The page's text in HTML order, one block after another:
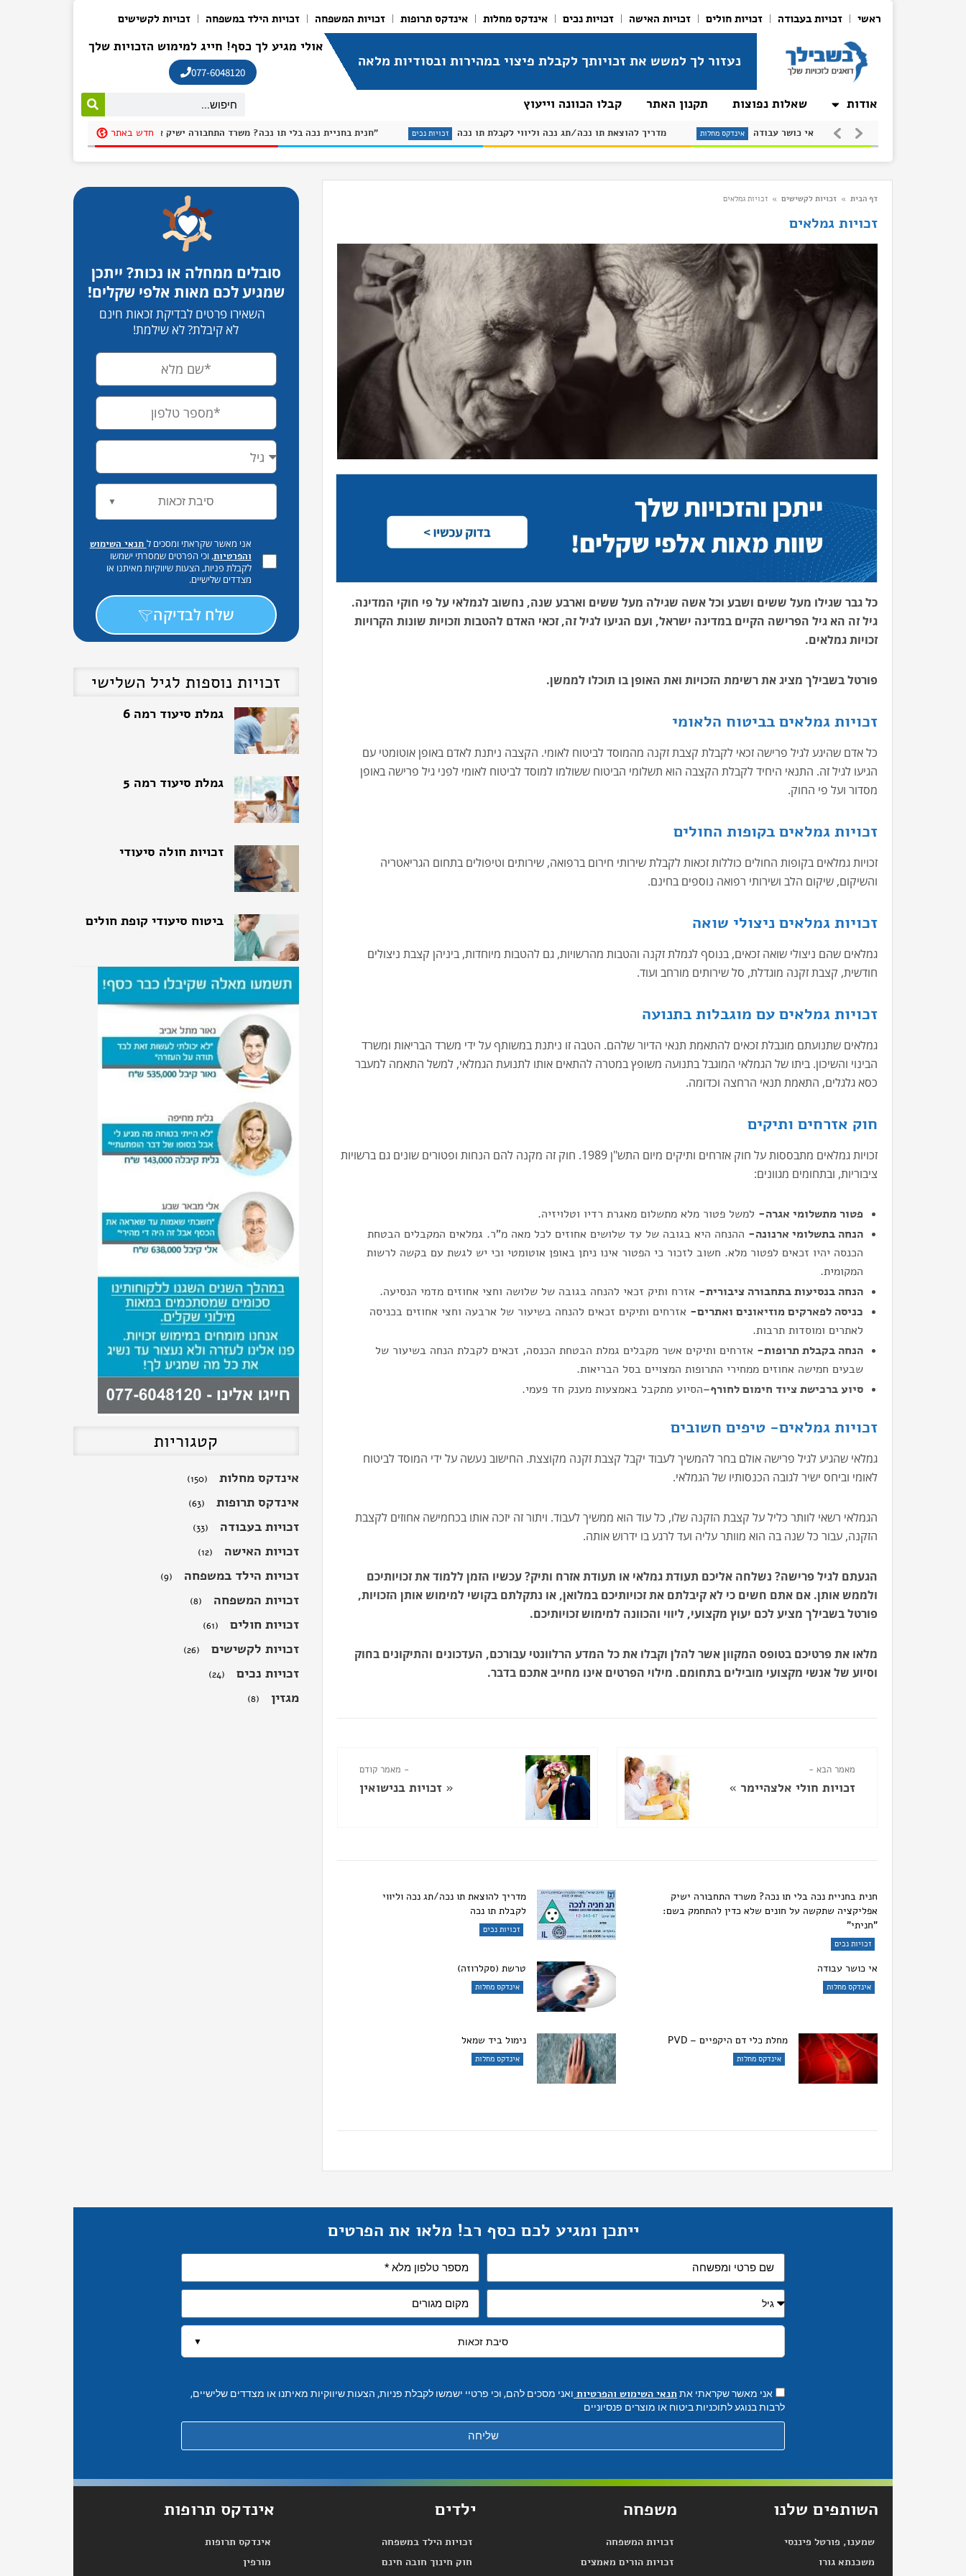
ראשי זכויות בעבודה זכויות חולים זכויות האישה זכויות נכים אינדקס מחלות אינדקס תרופות זכויות המשפחה זכויות הילד במשפחה זכויות לקשישים
נעזור לך למשש את זכויותך לקבלת פיצוי במהירות ובסודיות מלאה
אולי מגיע לך כסף! חייג למימוש הזכויות שלך
077-6048120
אודות שאלות נפוצות תקנון האתר קבלו הכוונה וייעוץ
חדש באתר חנית בחניית נכה בלי תו נכה? משרד התחבורה ישיק אפליקציה שתקשה על חונים שלא כדין להתחמק בשם: "חניתי" זכויות נכים מדריך להוצאת תו נכה/תג נכה וליווי לקבלת תו נכה אינדקס מחלות אי כושר עבודה אינדקס מחלות טרשת (סקלרוזה)
דף הבית » זכויות לקשישים » זכויות גמלאים
זכויות גמלאים
כל גבר שגילו מעל ששים ושבע וכל אשה שגילה מעל ששים וארבע שנה, נחשוב לגמלאי על פי חוקי המדינה.
גיל זה הא גיל הפרישה הקיים במדינה ישראל, ועם הגיעו לגיל זה, זכאי האדם להטבות וזכויות שונות הקרויות
זכויות גמלאים.
פורטל בשבילך מציג את רשימת הזכויות ואת האופן בו תוכלו לממשן.
זכויות גמלאים בביטוח הלאומי
כל אדם שהיגע לגיל פרישה זכאי לקבלת קצבת זקנה מהמוסד לביטוח לאומי. הקצבה ניתנת לאדם באופן אוטומטי עם
הגיעו לגיל זה. התנאי היחיד לקבלת הקצבה הוא תשלומי הביטוח ששולמו למוסד לביטוח לאומי לפני גיל פרישה באופן
מסדור ועל פי החוק.
זכויות גמלאים בקופות החולים
זכויות גמלאים בקופות החולים כוללות זכאות לקבלת שירותי חירום ברפואה, שירותים וטיפולים בתחום הגריאטריה
והשיקום, שיקום הלב ושירותי רפואה נוספים בחינם.
זכויות גמלאים ניצולי שואה
גמלאים שהם ניצולי שואה זכאים, בנוסף לגמלת זקנה והטבות מהרשויות, גם להטבות מיוחדות, ביניהן קצבת ניצולים
חודשית, קצבת זקנה מוגדלת, סל שירותים מורחב ועוד.
זכויות גמלאים עם מוגבלות בתנועה
גמלאים שתנועתם מוגבלת זכאים להתאמת תנאי הדיור שלהם. הטבה זו ניתנת במשותף על ידי משרד הבריאות ומשרד
הבינוי והשיכון. ביתו של הגמלאי המוגבל בתנועה משופץ במטרה להתאים אותו לתנועת הגמלאי, למשל התאמה למעבר
כסא גלגלים, התאמת תנאי הרחצה וכדומה.
חוק אזרחים ותיקים
זכויות גמלאים מתבססות על חוק אזרחים ותיקים מיום התש"ן 1989. חוק זה מקנה להם הנחות ופטורים שונים גם ברשויות
ציבוריות, ובתחומים מגוונים:
פטור מתשלומי אגרה- למשל פטור מלא מתשלום מאגרת רדיו וטלויזיה.
הנחה בתשלומי ארנונה- ההנחה היא בגובה של עד שלושים אחוזים לכל מאה מ"ר. גמלאים המקבלים הבטחת
הכנסה יהיו זכאים לפטור מלא. חשוב לזכור כי הפטור אינו ניתן באופן אוטומטי וכי יש לגשת עם בקשה לרשות
המקומית.
הנחה בנסיעות בתחבורה ציבורית- אזרח ותיק זכאי להנחה בגובה של שלושה וחצי אחוזים מדמי הנסיעה.
כניסה לפארקים מוזיאונים ואתרים- אזרחים ותיקים זכאים להנחה בשיעור של ארבעה וחצי אחוזים בכניסה
לאתרים ומוסדות תרבות.
הנחה בקבלת תרופות- אזרחים ותיקים אשר מקבלים גמלת הבטחת הכנסה, זכאים לקבלת הנחה בשיעור של
שבעים חמישה אחוזים ממחירי התרופות המצויים בסל הבריאות.
סיוע ברכישת ציוד חימום לחורף–הסיוע מתקבל באמצעות מענק חד פעמי.
זכויות גמלאים- טיפים חשובים
גמלאי שהגיע לגיל פרישה אולם בחר להמשיך לעבוד יקבל קצבת זקנה מקוצצת. החישוב נעשה על ידי המוסד לביטוח
לאומי וביחס ישיר לגובה הכנסותיו של הגמלאי.
הגמלאי רשאי לוותר כליל על קצבת הזקנה שלו, כל עוד הוא ממשיך לעבוד. ויתור זה יזכה אותו בכחמישה אחוזים לקצבת
הזקנה, עבור כל שנה בה הוא מוותר עליה ועד לרגע בו ידרוש אותה.
הגעתם לגיל פרישה? נשלחה אליכם תעודת גמלאי או תעודת אזרח ותיק? עכשיו הזמן ללמוד את זכויותיכם
ולממש אותן. אם אתם חשים כי לא קיבלתם את זכויותיכם במלואן, או נתקלתם בקושי למימוש אותן הזכויות,
פורטל בשבילך מציע לכם יעוץ מקצועי, ליווי והכוונה למימוש זכויותיכם.
מלאו את פרטיכם בטופס המקוון אשר להלן וקבלו את כל המדע הרלוונטי עבורכם, העדכונים והתיקונים בחוק
וסיוע של אנשי מקצועי מובילים בתחומם. מילוי הפרטים אינו מחייב אתכם בדבר.
- מאמר קודם
« זכויות בנישואין
מאמר הבא -
זכויות חולי אלצהיימר »
חנית בחניית נכה בלי תו נכה? משרד התחבורה ישיק
אפליקציה שתקשה על חונים שלא כדין להתחמק בשם:
"חניתי"
זכויות נכים
מדריך להוצאת תו נכה/תג נכה וליווי
לקבלת תו נכה
זכויות נכים
אי כושר עבודה
אינדקס מחלות
טרשת (סקלרוזה)
אינדקס מחלות
מחלת כלי דם היקפיים – PVD
אינדקס מחלות
נימול ביד שמאל
אינדקס מחלות
סובלים ממחלה או נכות? ייתכן
שמגיע לכם מאות אלפי שקלים!
השאירו פרטים לבדיקת זכאות חינם
לא קיבלת? לא שילמת!
סיבת זכאות ▼
אני מאשר שקראתי ומסכים ל תנאי השימוש
והפרטיות, וכי הפרטים שמסרתי ישמשו
לקבלת פניות, הצעות שיווקיות מאיתנו או
מצדדים שלישיים.
שלח לבדיקה
זכויות נוספות לגיל השלישי
גמלת סיעוד רמה 5
זכויות חולה סיעודי
ביטוח סיעודי קופת חולים
סל שירותי סיעוד
עלות העסקת עובד זר
סיעודי
הטבות למקבלי גמלת סיעוד
זכאות להעסקת עובד זר
בסיעוד
הגדרת חולה סיעודי
גמלת סיעוד
גמלת סיעוד רמה 6
קטגוריות
אינדקס מחלות (150)
אינדקס תרופות (63)
זכויות בעבודה (33)
זכויות האישה (12)
זכויות הילד במשפחה (9)
זכויות המשפחה (8)
זכויות חולים (61)
זכויות לקשישים (26)
זכויות נכים (24)
מגזין (8)
ייתכן ומגיע לכם כסף רב! מלאו את הפרטים
סיבת זכאות ▼
אני מאשר שקראתי את תנאי השימוש והפרטיות ואני מסכים להם, וכי פרטיי ישמשו לקבלת פניות, הצעות שיווקיות מאיתנו או מצדדים שלישיים,
לרבות בנוגע לתוכניות ביטוח או מוצרים פנסיוניים
שליחה
השותפים שלנו
שמענו, פורטל פיננסי
משכנתא גורו
משפחה
זכויות המשפחה
זכויות הורים מאמצים
ילדים
זכויות הילד במשפחה
חוק חינוך חובה חינם
אינדקס תרופות
אינדקס תרופות
מורפין